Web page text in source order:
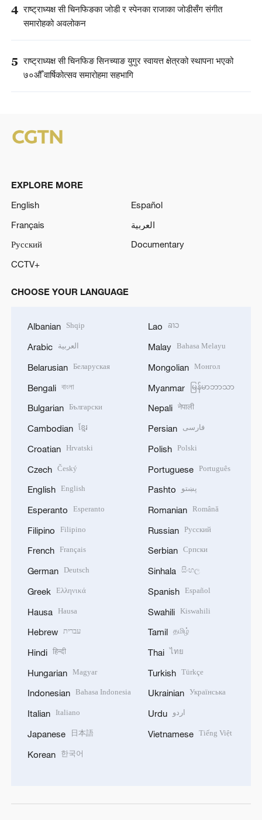
4 राष्ट्राध्यक्ष सी चिनफिङका जोडी र स्पेनका राजाका जोडीसँग संगीत
समारोहको अवलोकन
5 राष्ट्राध्यक्ष सी चिनफिङ सिनच्याङ युगुर स्वायत्त क्षेत्रको स्थापना भएको
७०औँ वार्षिकोत्सव समारोहमा सहभागि
EXPLORE MORE
English
Español
Français
العربية
Русский
Documentary
CCTV+
CHOOSE YOUR LANGUAGE
Albanian Shqip
Arabic العربية
Belarusian Беларуская
Bengali বাংলা
Bulgarian Български
Cambodian ខ្មែរ
Croatian Hrvatski
Czech Český
English English
Esperanto Esperanto
Filipino Filipino
French Français
German Deutsch
Greek Ελληνικά
Hausa Hausa
Hebrew עברית
Hindi हिन्दी
Hungarian Magyar
Indonesian Bahasa Indonesia
Italian Italiano
Japanese 日本語
Korean 한국어
Lao ລາວ
Malay Bahasa Melayu
Mongolian Монгол
Myanmar မြန်မာဘာသာ
Nepali नेपाली
Persian فارسی
Polish Polski
Portuguese Português
Pashto پښتو
Romanian Română
Russian Русский
Serbian Српски
Sinhala සිංහල
Spanish Español
Swahili Kiswahili
Tamil தமிழ்
Thai ไทย
Turkish Türkçe
Ukrainian Українська
Urdu اردو
Vietnamese Tiếng Việt